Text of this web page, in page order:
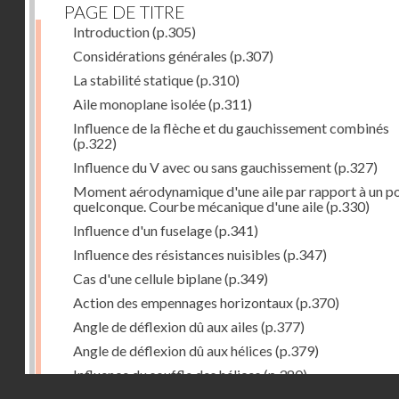
PAGE DE TITRE
Introduction(p.305)
Considérations générales (p.307)
La stabilité statique(p.310)
Aile monoplane isolée(p.311)
Influence de la flèche et du gauchissement combinés
(p.322)
Influence du V avec ou sans gauchissement(p.327)
Moment aérodynamique d'une aile par rapport à un
quelconque. Courbe mécanique d'une aile(p.330)
Influence d'un fuselage(p.341)
Influence des résistances nuisibles (p.347)
Cas d'une cellule biplane(p.349)
Action des empennages horizontaux(p.370)
Angle de déflexion dû aux ailes (p.377)
Angle de déflexion dû aux hélices (p.379)
Influence du souffle des hélices(p.380)